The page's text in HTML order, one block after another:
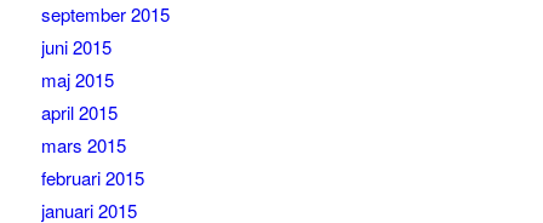
september 2015
juni 2015
maj 2015
april 2015
mars 2015
februari 2015
januari 2015